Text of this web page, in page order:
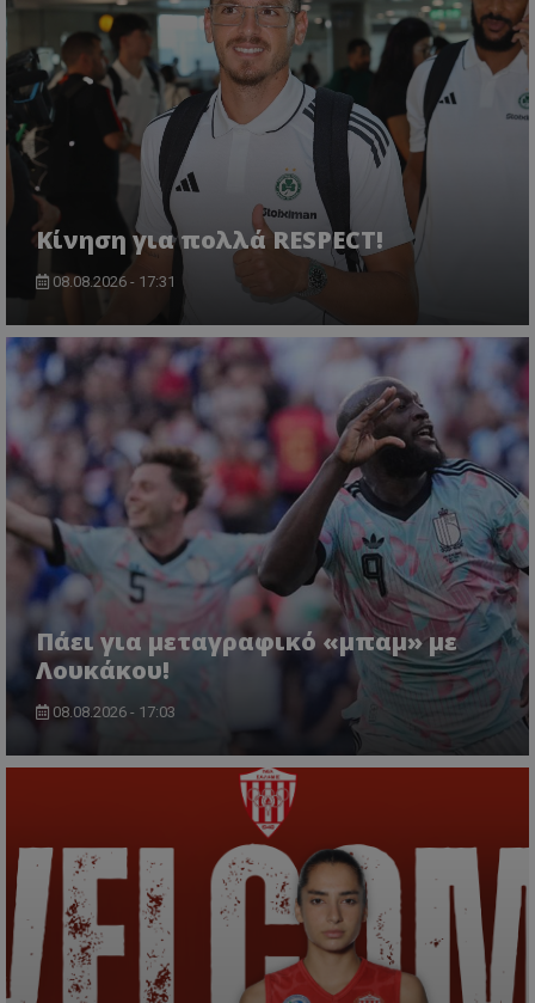
Κίνηση για πολλά RESPECT!
08.08.2026 - 17:31
Πάει για μεταγραφικό «μπαμ» με
Λουκάκου!
08.08.2026 - 17:03